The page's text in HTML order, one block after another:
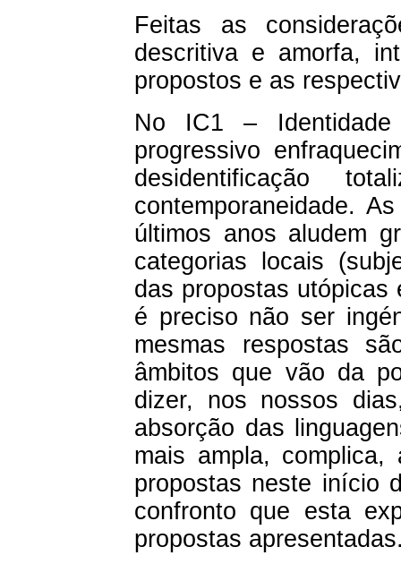
Feitas as
descritiva e amorfa,
propostos e as
No IC1 –
progressivo
desidentificação
contemporaneidade.
últimos anos aludem
categorias locais
das propostas utópicas
é preciso não ser
mesmas respostas
âmbitos que vão da
dizer, nos nossos
absorção das
mais ampla,
propostas neste início
confronto que esta
propostas